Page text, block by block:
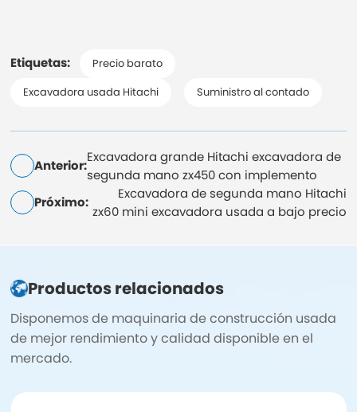
Etiquetas:
Precio barato
Excavadora usada Hitachi
Suministro al contado
Anterior:
Excavadora grande Hitachi excavadora de
segunda mano zx450 con implemento
Próximo:
Excavadora de segunda mano Hitachi
zx60 mini excavadora usada a bajo precio
Productos relacionados
Disponemos de maquinaria de construcción usada
de mejor rendimiento y calidad disponible en el
mercado.